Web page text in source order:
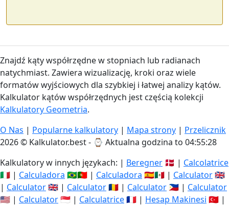
Znajdź kąty współrzędne w stopniach lub radianach
natychmiast. Zawiera wizualizację, kroki oraz wiele
formatów wyjściowych dla szybkiej i łatwej analizy kątów.
Kalkulator kątów współrzędnych jest częścią kolekcji
Kalkulatory Geometria.
O Nas | Popularne kalkulatory | Mapa strony | Przelicznik
2026 © Kalkulator.best - ⌚ Aktualna godzina to 04:55:28
Kalkulatory w innych językach: | Beregner 🇩🇰 | Calcolatrice
🇮🇹 | Calculadora 🇧🇷🇵🇹 | Calculadora 🇪🇸🇲🇽 | Calculator🇬🇧
| Calculator🇬🇧 | Calculator🇷🇴 | Calculator 🇵🇭 | Calculator
🇺🇸 | Calculator🇸🇬 | Calculatrice🇫🇷 | Hesap Makinesi 🇹🇷 |